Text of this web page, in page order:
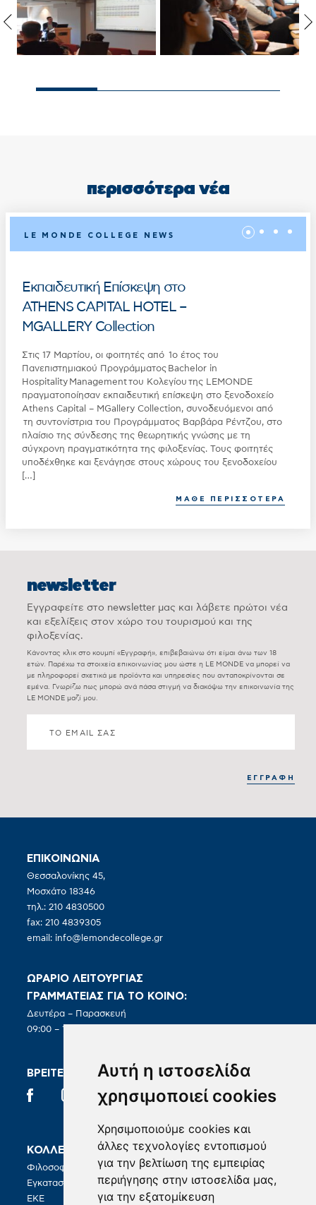
Αυτή η ιστοσελίδα
χρησιμοποιεί cookies
Χρησιμοποιούμε cookies και
άλλες τεχνολογίες εντοπισμού
για την βελτίωση της εμπειρίας
περιήγησης στην ιστοσελίδα μας,
για την εξατομίκευση
περισσότερα νέα
LE MONDE COLLEGE NEWS
Εκπαιδευτική Επίσκεψη στο
ATHENS CAPITAL HOTEL –
MGALLERY Collection
Στις 17 Μαρτίου, οι φοιτητές από 1ο έτος του
Πανεπιστημιακού Προγράμματος Bachelor in
Hospitality Management του Κολεγίου της LEMONDE
πραγματοποίησαν εκπαιδευτική επίσκεψη στο ξενοδοχείο
Athens Capital – MGallery Collection, συνοδευόμενοι από
τη συντονίστρια του Προγράμματος Βαρβάρα Ρέντζου, στο
πλαίσιο της σύνδεσης της θεωρητικής γνώσης με τη
σύγχρονη πραγματικότητα της φιλοξενίας. Τους φοιτητές
υποδέχθηκε και ξενάγησε στους χώρους του ξενοδοχείου
[…]
ΜΑΘΕ ΠΕΡΙΣΣΟΤΕΡΑ
newsletter
Εγγραφείτε στο newsletter μας και λάβετε πρώτοι νέα
και εξελίξεις στον χώρο του τουρισμού και της
φιλοξενίας.
Κάνοντας κλικ στο κουμπί «Εγγραφή», επιβεβαιώνω ότι είμαι άνω των 18
ετών. Παρέχω τα στοιχεία επικοινωνίας μου ώστε η LE MONDE να μπορεί να
με πληροφορεί σχετικά με προϊόντα και υπηρεσίες που ανταποκρίνονται σε
εμένα. Γνωρίζω πως μπορώ ανά πάσα στιγμή να διακόψω την επικοινωνία της
LE MONDE μαζί μου.
ΚΟΛΛΕΓΙΟ
Φιλοσοφία
Εγκαταστάσεις
ΕΚΕ
ΣΠΟΥΔΕΣ
BA in Hospitality Management
ΚΑΡΙΕΡΑ
ΕΠΙΚΟΙΝΩΝΙΑ
Θεσσαλονίκης 45,
Μοσχάτο 18346
τηλ.: 210 4830500
fax: 210 4839305
email: info@lemondecollege.gr
ΩΡΑΡΙΟ ΛΕΙΤΟΥΡΓΙΑΣ
ΓΡΑΜΜΑΤΕΙΑΣ ΓΙΑ ΤΟ ΚΟΙΝΟ:
Δευτέρα – Παρασκευή
09:00 – 19:00
ΒΡΕΙΤΕ ΜΑΣ ΣΤΑ SOCIAL